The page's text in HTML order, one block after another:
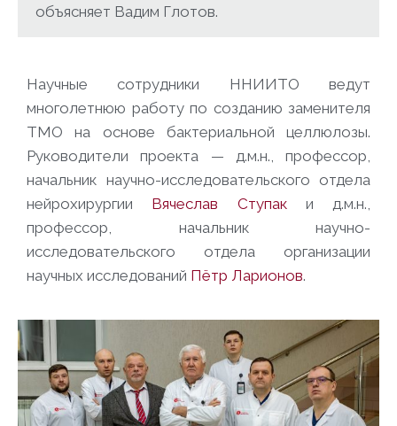
объясняет Вадим Глотов.
Научные сотрудники ННИИТО ведут
многолетнюю работу по созданию заменителя
ТМО на основе бактериальной целлюлозы.
Руководители проекта — д.м.н., профессор,
начальник научно-исследовательского отдела
нейрохирургии Вячеслав Ступаки д.м.н.,
профессор, начальник научно-
исследовательского отдела организации
научных исследований Пётр Ларионов.